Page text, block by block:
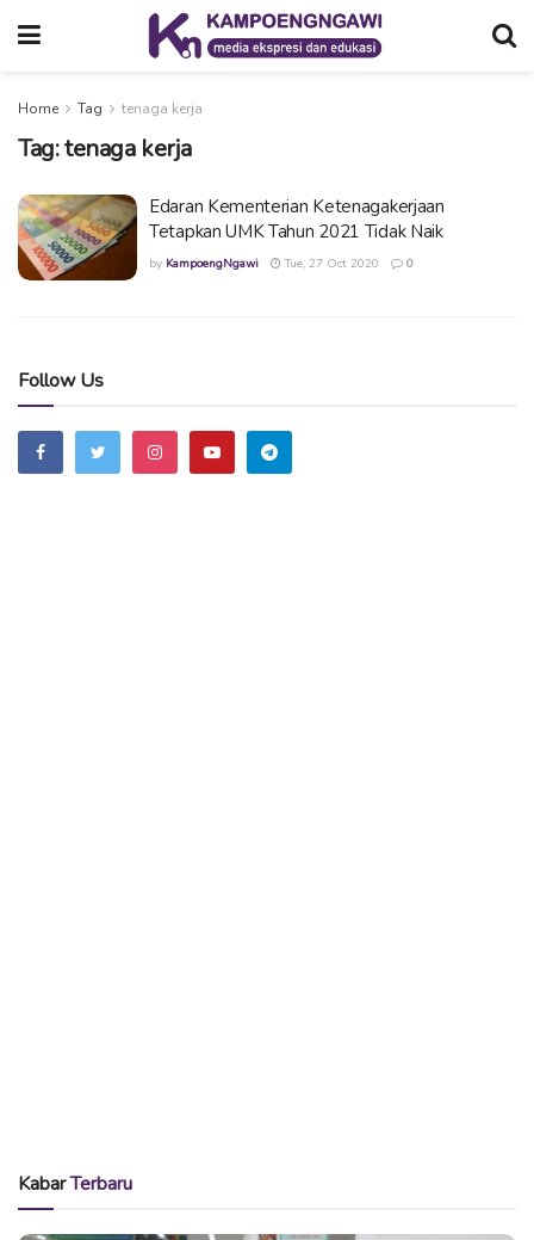
Home Tag tenaga kerja
Tag:tenaga kerja
Edaran Kementerian Ketenagakerjaan
Tetapkan UMK Tahun 2021 Tidak Naik
by KampoengNgawi Tue, 27 Oct 2020 0
Follow Us
KabarTerbaru